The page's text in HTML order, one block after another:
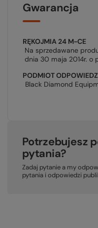
Gwarancja
RĘKOJMIA 24 M-CE
Na sprzedawane
dnia 30 maja 2014r. o
PODMIOT
Black Diamond
Potrzebujesz
pytania?
Zadaj pytanie a my
pytania i odpowiedzi